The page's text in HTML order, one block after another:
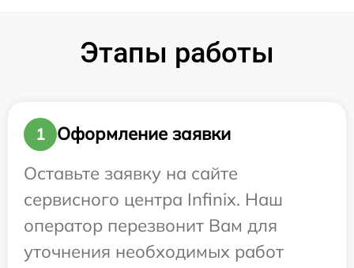
Этапы работы
1
Оформление заявки
Оставьте заявку на сайте
сервисного центра Infinix. Наш
оператор перезвонит Вам для
уточнения необходимых работ